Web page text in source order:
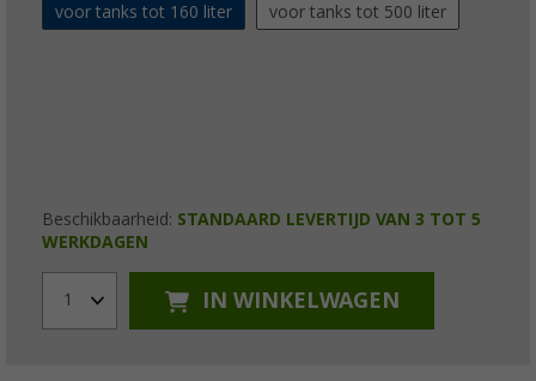
voor tanks tot 160 liter
voor tanks tot 500 liter
Beschikbaarheid: STANDAARD LEVERTIJD VAN 3 TOT 5
WERKDAGEN
1 IN WINKELWAGEN